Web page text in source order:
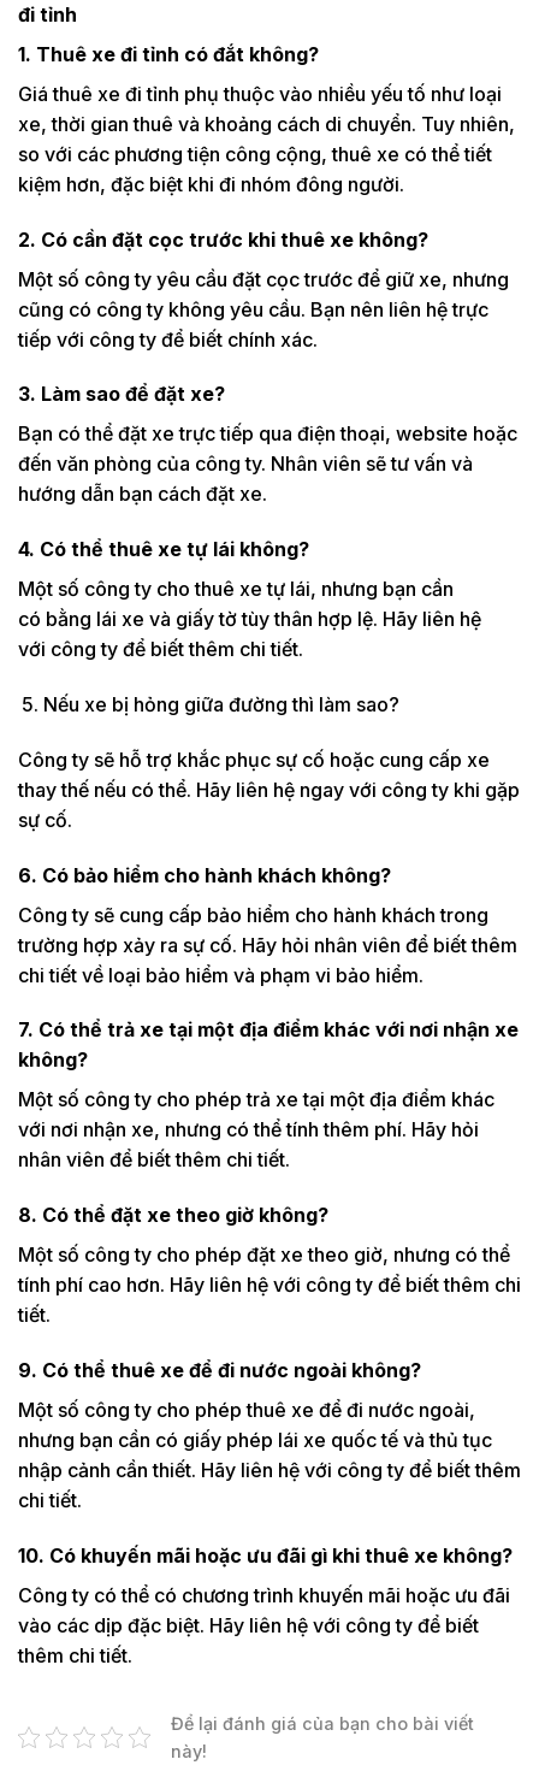
đi tỉnh
1. Thuê xe đi tỉnh có đắt không?
Giá thuê xe đi tỉnh phụ thuộc vào nhiều yếu tố như loại
xe, thời gian thuê và khoảng cách di chuyển. Tuy nhiên,
so với các phương tiện công cộng, thuê xe có thể tiết
kiệm hơn, đặc biệt khi đi nhóm đông người.
2. Có cần đặt cọc trước khi thuê xe không?
Một số công ty yêu cầu đặt cọc trước để giữ xe, nhưng
cũng có công ty không yêu cầu. Bạn nên liên hệ trực
tiếp với công ty để biết chính xác.
3. Làm sao để đặt xe?
Bạn có thể đặt xe trực tiếp qua điện thoại, website hoặc
đến văn phòng của công ty. Nhân viên sẽ tư vấn và
hướng dẫn bạn cách đặt xe.
4. Có thể thuê xe tự lái không?
Một số công ty cho thuê xe tự lái, nhưng bạn cần
có bằng lái xe và giấy tờ tùy thân hợp lệ. Hãy liên hệ
với công ty để biết thêm chi tiết.
Nếu xe bị hỏng giữa đường thì làm sao?
Công ty sẽ hỗ trợ khắc phục sự cố hoặc cung cấp xe
thay thế nếu có thể. Hãy liên hệ ngay với công ty khi gặp
sự cố.
6. Có bảo hiểm cho hành khách không?
Công ty sẽ cung cấp bảo hiểm cho hành khách trong
trường hợp xảy ra sự cố. Hãy hỏi nhân viên để biết thêm
chi tiết về loại bảo hiểm và phạm vi bảo hiểm.
7. Có thể trả xe tại một địa điểm khác với nơi nhận xe
không?
Một số công ty cho phép trả xe tại một địa điểm khác
với nơi nhận xe, nhưng có thể tính thêm phí. Hãy hỏi
nhân viên để biết thêm chi tiết.
8. Có thể đặt xe theo giờ không?
Một số công ty cho phép đặt xe theo giờ, nhưng có thể
tính phí cao hơn. Hãy liên hệ với công ty để biết thêm chi
tiết.
9. Có thể thuê xe để đi nước ngoài không?
Một số công ty cho phép thuê xe để đi nước ngoài,
nhưng bạn cần có giấy phép lái xe quốc tế và thủ tục
nhập cảnh cần thiết. Hãy liên hệ với công ty để biết thêm
chi tiết.
10. Có khuyến mãi hoặc ưu đãi gì khi thuê xe không?
Công ty có thể có chương trình khuyến mãi hoặc ưu đãi
vào các dịp đặc biệt. Hãy liên hệ với công ty để biết
thêm chi tiết.
Để lại đánh giá của bạn cho bài viết
này!